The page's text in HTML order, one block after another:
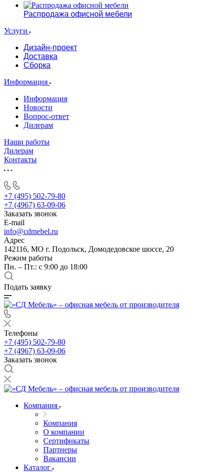
Распродажа офисной мебели
Услуги
Дизайн-проект
Доставка
Сборка
Информация
Информация
Новости
Вопрос-ответ
Дилерам
Наши работы
Дилерам
Контакты
+7 (495) 502-79-80
+7 (4967) 63-09-06
Заказать звонок
E-mail
info@cdmebel.ru
Адрес
142116, МО г. Подольск, Домодедовское шоссе, 20
Режим работы
Пн. – Пт.: с 9:00 до 18:00
Подать заявку
Телефоны
+7 (495) 502-79-80
+7 (4967) 63-09-06
Заказать звонок
Компания
Компания
О компании
Сертификаты
Партнеры
Вакансии
Каталог